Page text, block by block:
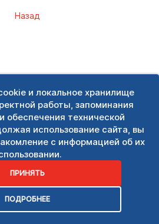
и локальное хранилище
работы, запоминания
обеспечения технической
использование сайта, вы
с информацией об их
ПРИНЯТЬ
ПОДРОБНЕЕ
Назад